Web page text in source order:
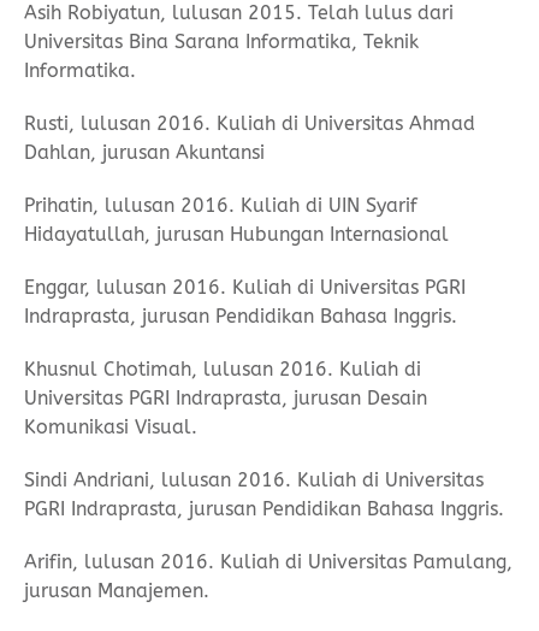
Asih Robiyatun, lulusan 2015. Telah lulus dari
Universitas Bina Sarana Informatika, Teknik
Informatika.
Rusti, lulusan 2016. Kuliah di Universitas Ahmad
Dahlan, jurusan Akuntansi
Prihatin, lulusan 2016. Kuliah di UIN Syarif
Hidayatullah, jurusan Hubungan Internasional
Enggar, lulusan 2016. Kuliah di Universitas PGRI
Indraprasta, jurusan Pendidikan Bahasa Inggris.
Khusnul Chotimah, lulusan 2016. Kuliah di
Universitas PGRI Indraprasta, jurusan Desain
Komunikasi Visual.
Sindi Andriani, lulusan 2016. Kuliah di Universitas
PGRI Indraprasta, jurusan Pendidikan Bahasa Inggris.
Arifin, lulusan 2016. Kuliah di Universitas Pamulang,
jurusan Manajemen.